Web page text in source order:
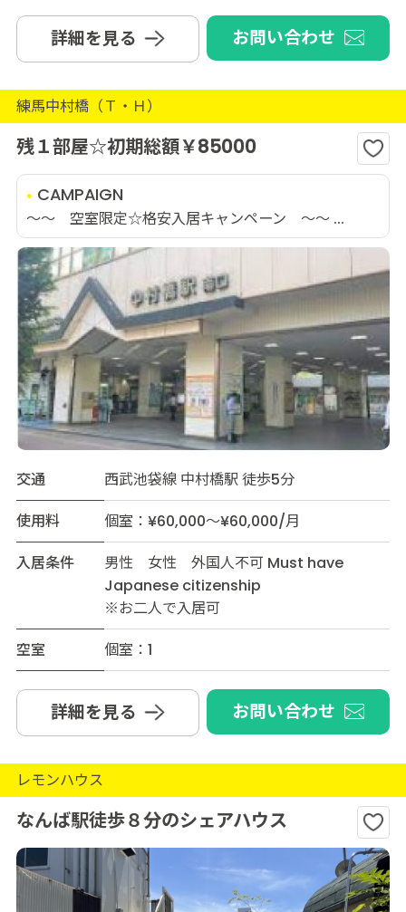
詳細を見る お問い合わせ
練馬中村橋（Ｔ・Ｈ）
残１部屋☆初期総額￥85000
CAMPAIGN
～～ 空室限定☆格安入居キャンペーン ～～ ...
交通
西武池袋線 中村橋駅 徒歩5分
使用料
個室：¥60,000～¥60,000/月
入居条件
男性 女性 外国人不可 Must have
Japanese citizenship
※お二人で入居可
空室
個室：1
詳細を見る お問い合わせ
レモンハウス
なんば駅徒歩８分のシェアハウス